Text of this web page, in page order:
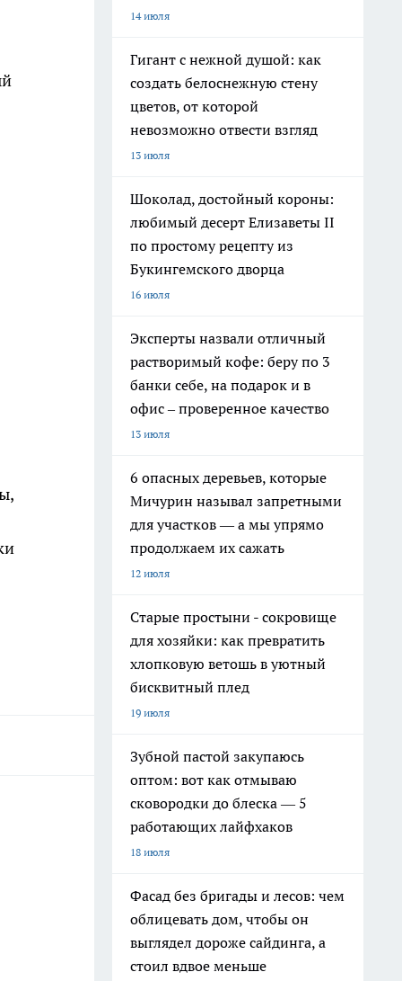
14 июля
Гигант с нежной душой: как
создать белоснежную стену
цветов, от которой
невозможно отвести взгляд
13 июля
Шоколад, достойный короны:
любимый десерт Елизаветы II
по простому рецепту из
Букингемского дворца
16 июля
Эксперты назвали отличный
растворимый кофе: беру по 3
банки себе, на подарок и в
офис – проверенное качество
13 июля
6 опасных деревьев, которые
Мичурин называл запретными
для участков — а мы упрямо
продолжаем их сажать
12 июля
Старые простыни - сокровище
для хозяйки: как превратить
хлопковую ветошь в уютный
бисквитный плед
19 июля
Зубной пастой закупаюсь
оптом: вот как отмываю
сковородки до блеска — 5
работающих лайфхаков
18 июля
Фасад без бригады и лесов: чем
облицевать дом, чтобы он
выглядел дороже сайдинга, а
стоил вдвое меньше